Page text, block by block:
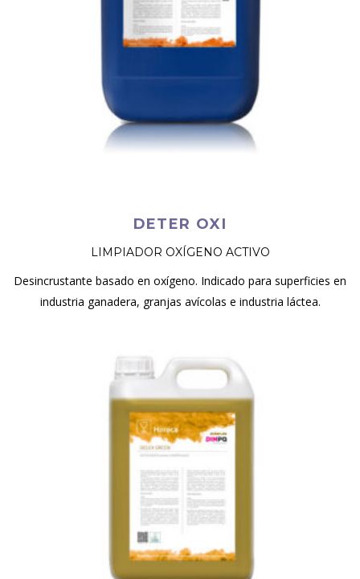
DETER OXI
LIMPIADOR OXÍGENO ACTIVO
Desincrustante basado en oxígeno. Indicado para superficies en
industria ganadera, granjas avícolas e industria láctea.